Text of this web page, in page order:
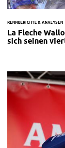
RENNBERICHTE & ANALYSEN
La Fleche
sich seinen